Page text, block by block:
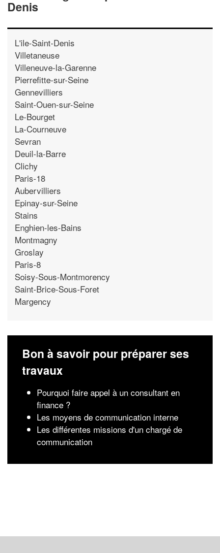
Denis
L'ile-Saint-Denis
Villetaneuse
Villeneuve-la-Garenne
Pierrefitte-sur-Seine
Gennevilliers
Saint-Ouen-sur-Seine
Le-Bourget
La-Courneuve
Sevran
Deuil-la-Barre
Clichy
Paris-18
Aubervilliers
Epinay-sur-Seine
Stains
Enghien-les-Bains
Montmagny
Groslay
Paris-8
Soisy-Sous-Montmorency
Saint-Brice-Sous-Foret
Margency
Bon à savoir pour préparer ses
travaux
Pourquoi faire appel à un consultant en
finance ?
Les moyens de communication interne
Les différentes missions d'un chargé de
communication